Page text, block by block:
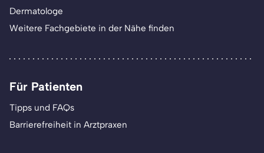
Dermatologe
Weitere Fachgebiete in der Nähe finden
Für Patienten
Tipps und FAQs
Barrierefreiheit in Arztpraxen